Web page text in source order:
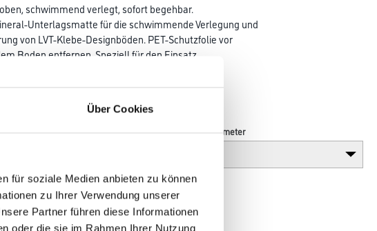
Über Cookies
für soziale Medien anbieten zu können
zu Ihrer Verwendung unserer
Partner führen diese Informationen
oder die sie im Rahmen Ihrer Nutzung
schwimmend verlegt, sofort begehbar.
Unterlagsmatte für die schwimmende Verlegung und
von LVT-Klebe-Designböden. PET-Schutzfolie vor
Boden entfernen. Speziell für den Einsatz
die Freigabe nur bis NKL 32 gegeben ist.
Breite in centimeter